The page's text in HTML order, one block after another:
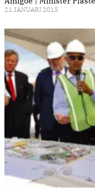
21 JANUARI 2015